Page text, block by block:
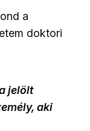
a
doktori
jelölt
aki